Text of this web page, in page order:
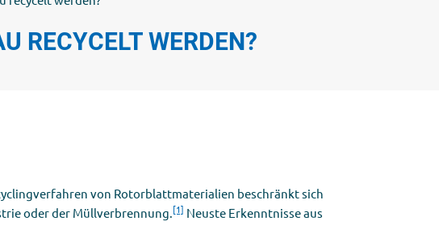
RECYCELT WERDEN?
von Rotorblattmaterialien beschränkt sich
oder der Müllverbrennung.[1] Neuste Erkenntnisse aus